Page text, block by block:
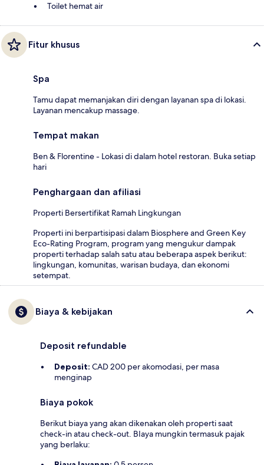
Toilet hemat air
Fitur khusus
Spa
Tamu dapat memanjakan diri dengan layanan spa di lokasi.
Layanan mencakup massage.
Tempat makan
Ben & Florentine - Lokasi di dalam hotel restoran. Buka setiap
hari
Penghargaan dan afiliasi
Properti Bersertifikat Ramah Lingkungan
Properti ini berpartisipasi dalam Biosphere and Green Key
Eco-Rating Program, program yang mengukur dampak
properti terhadap salah satu atau beberapa aspek berikut:
lingkungan, komunitas, warisan budaya, dan ekonomi
setempat.
Biaya & kebijakan
Deposit refundable
Deposit: CAD 200 per akomodasi, per masa
menginap
Biaya pokok
Berikut biaya yang akan dikenakan oleh properti saat
check-in atau check-out. BIaya mungkin termasuk pajak
yang berlaku: